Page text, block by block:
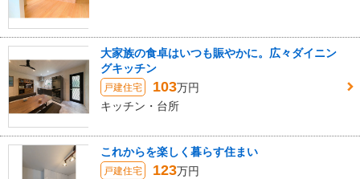
大家族の食卓はいつも賑やかに。広々ダイニン
グキッチン
戸建住宅 103万円
キッチン・台所
これからを楽しく暮らす住まい
戸建住宅 123万円